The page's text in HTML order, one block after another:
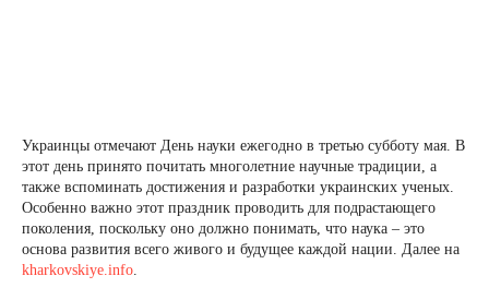
Украинцы отмечают День науки ежегодно в третью субботу мая. В
этот день принято почитать многолетние научные традиции, а
также вспоминать достижения и разработки украинских ученых.
Особенно важно этот праздник проводить для подрастающего
поколения, поскольку оно должно понимать, что наука – это
основа развития всего живого и будущее каждой нации. Далее на
kharkovskiye.info.